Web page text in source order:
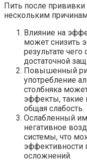
Пить после прививки
нескольким
Влияние на
может снизить
результате
достаточной
Повышенный
употребление
столбняка
эффекты, такие
общая слабость.
Ослабленный
негативное
системы, что
эффективности
осложнений.